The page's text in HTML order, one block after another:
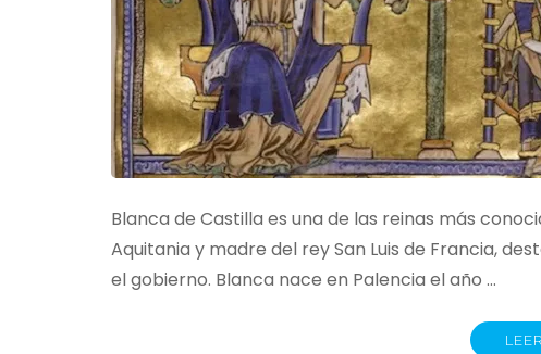
Blanca de Castilla es una de las reinas más
Aquitania y madre del rey San Luis de Francia,
el gobierno. Blanca nace en Palencia el año …